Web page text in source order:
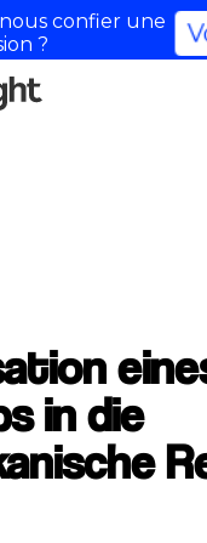
in die
confier une
?